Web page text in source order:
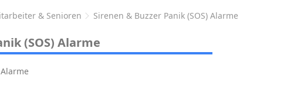
& Senioren Sirenen & Buzzer Panik (SOS) Alarme
(SOS) Alarme